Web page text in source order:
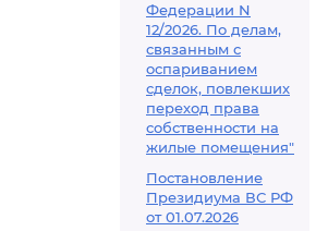
Федерации N
12/2026. По делам,
связанным с
оспариванием
сделок, повлекших
переход права
собственности на
жилые помещения"
Постановление
Президиума ВС РФ
от 01.07.2026